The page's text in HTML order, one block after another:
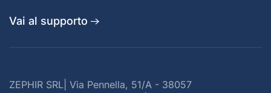
Vai al supporto
ZEPHIR SRL| Via Pennella, 51/A - 38057